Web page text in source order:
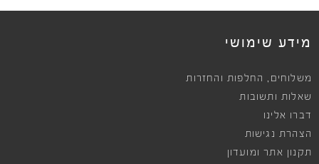
מידע שימושי
משלוחים , החלפות והחזרות
שאלות ותשובות
דברו אלינו
הצהרת נגישות
תקנון אתר ומועדון